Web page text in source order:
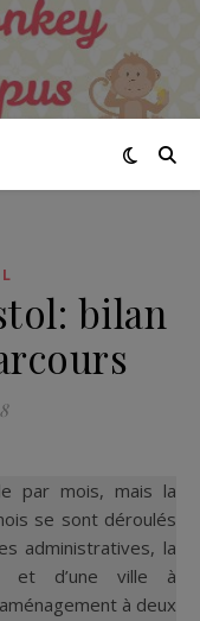
bilan
se sont déroulés
administratives, la
et d’une ville à
à deux